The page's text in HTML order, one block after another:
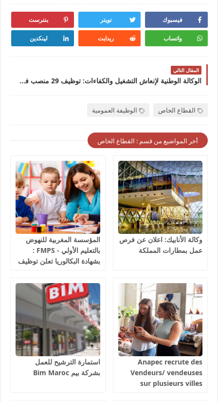
فيسبوك تويتر بنترست
واتساب ريدايت لينكدين
المقال التالي
الوكالة الوطنية لإنعاش التشغيل والكفاءات: توظيف 29 منصب في عدة تخصصات بفرنسا، آخر أجل هو 30 أبريل و2 ماي 2025
القطاع الخاص الوظيفة العمومية
أخر المواضيع من قسم : القطاع الخاص
وكالة الأنابيك: اعلان عن فرص
عمل بمطارات المملكة
المؤسسة المغربية للنهوض
بالتعليم الأولي - FMPS :
بشهادة البكالوريا تعلن توظيف
بمختلف جهات و أقاليم
المملكة 2026
Anapec recrute des
Vendeurs/ vendeuses
sur plusieurs villes
استمارة الترشيح للعمل
بشركة بيم Bim Maroc